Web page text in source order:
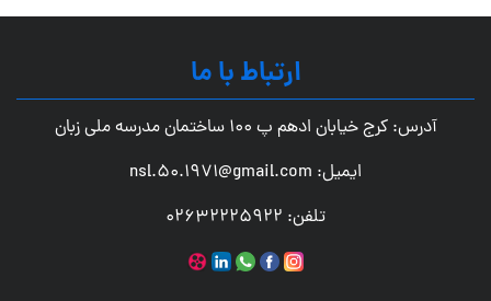
ارتباط با ما
آدرس: کرج خیابان ادهم پ 100 ساختمان مدرسه ملی زبان
ایمیل: nsl.50.1971@gmail.com
تلفن: 02632225922